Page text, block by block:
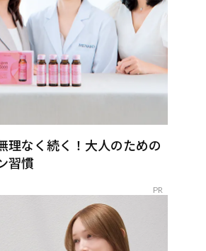
理なく続く！大人のための
習慣
PR